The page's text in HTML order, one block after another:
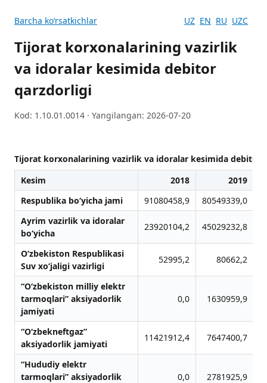
Barcha koʻrsatkichlar UZ EN RU UZC
Tijorat korxonalarining vazirlik
va idoralar kesimida debitor
qarzdorligi
Kod: 1.10.01.0014 · Yangilangan: 2026-07-20
Tijorat korxonalarining vazirlik va idoralar kesimida debitor
Kesim
2018
2019
Respublika bo‘yicha jami
91080458,9 80549339,0
Аyrim vazirlik va idoralar
bo‘yicha
23920104,2 45029232,8
O‘zbekiston Respublikasi
Suv xo‘jaligi vazirligi
52995,2 80662,2
“O‘zbekiston milliy elektr
tarmoqlari” aksiyadorlik
jamiyati
0,0 1630959,9
“O‘zbekneftgaz”
aksiyadorlik jamiyati
11421912,4 7647400,7
“Hududiy elektr
tarmoqlari” aksiyadorlik
0,0 2781925,9